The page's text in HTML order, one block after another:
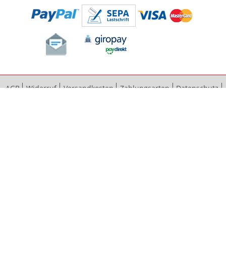
AGB Widerruf Versandkosten Zahlungsarten
Datenschutz